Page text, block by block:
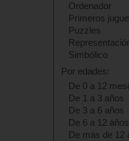
Ordenador
Primeros
Puzzles
Simbólico
Por edades:
De 0 a 12
De 1 a 3 años
De 3 a 6 años
De 6 a 12 años
De más de 12